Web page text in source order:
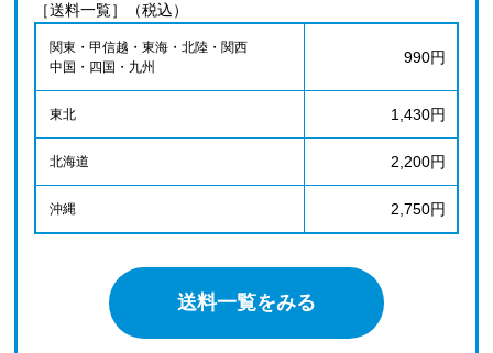
［送料一覧］（税込）
関東・甲信越・東海・北陸・関西
中国・四国・九州
990円
東北 1,430円
北海道 2,200円
沖縄 2,750円
送料一覧をみる